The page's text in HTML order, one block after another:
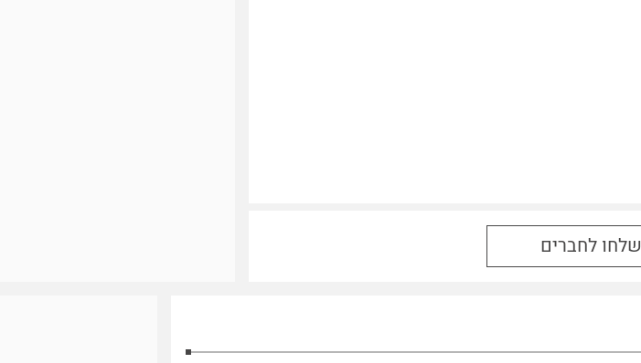
שלחו לחברים